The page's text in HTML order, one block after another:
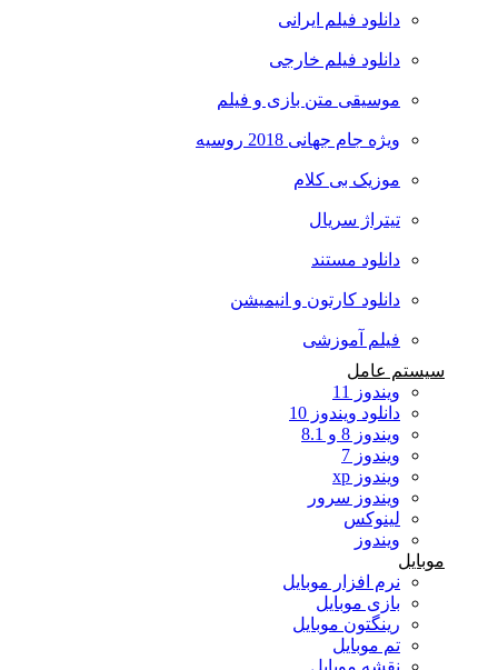
دانلود فیلم ایرانی
دانلود فیلم خارجی
موسیقی متن بازی و فیلم
ویژه جام جهانی 2018 روسیه
موزیک بی کلام
تیتراژ سریال
دانلود مستند
دانلود کارتون و انیمیشن
فیلم آموزشی
سیستم عامل
ویندوز 11
دانلود ویندوز 10
ویندوز 8 و 8.1
ویندوز 7
ویندوز xp
ویندوز سرور
لینوکس
ویندوز
نرم افزار موبایل
بازی موبایل
رینگتون موبایل
تم موبایل
نقشه موبایل